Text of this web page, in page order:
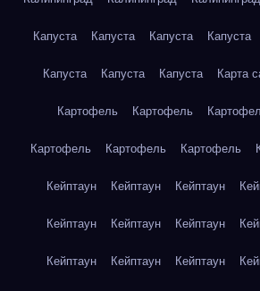
Капуста Капуста Капуста Капуста
Капуста Капуста Капуста Карта
Картофель Картофель
Картофель Картофель Картофель
Кейптаун Кейптаун Кейптаун
Кейптаун Кейптаун Кейптаун
Кейптаун Кейптаун Кейптаун